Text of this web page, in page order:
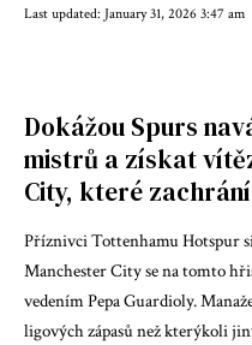
Last updated: January 31, 2026 3:47 am
Dokážou Spurs
mistrů a získat
City, které
Příznivci Tottenhamu Hotspur
Manchester City se na tomto
vedením Pepa Guardioly.
ligových zápasů než kterýkoli